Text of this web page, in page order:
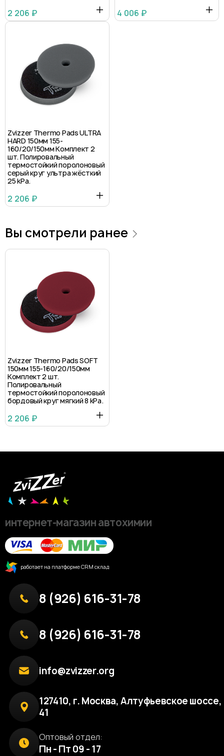
2 206 ₽ 4 006 ₽
Zvizzer Thermo Pads ULTRA
HARD 150мм 155-
160/20/150мм Комплект 2
шт. Полировальный
термостойкий поролоновый
серый круг ультра жёсткий
25 kPa.
2 206 ₽
Вы смотрели ранее
Zvizzer Thermo Pads SOFT
150мм 155-160/20/150мм
Комплект 2 шт.
Полировальный
термостойкий поролоновый
бордовый круг мягкий 8 kPa.
2 206 ₽
интернет-магазин автохимии
работает на платформе CRM склад
8 (926) 616-31-78
8 (926) 616-31-78
info@zvizzer.org
127410, г. Москва, Алтуфьевское шоссе,
41
Оптовый отдел:
Пн - Пт 09 - 17